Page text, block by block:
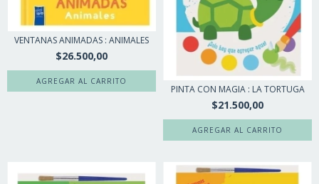
VENTANAS ANIMADAS : ANIMALES
$26.500,00
PINTA CON MAGIA : LA TORTUGA
$21.500,00